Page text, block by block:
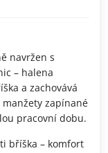
navržen s
– halena
a zachovává
manžety zapínané
pracovní dobu.
bříška – komfort